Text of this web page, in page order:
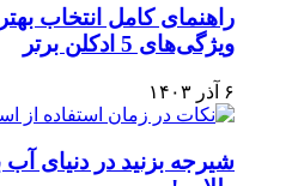
راهنمای کامل انتخاب
ویژگی‌های 5 ادکلن برتر
۶ آذر ۱۴۰۳
شیرجه بزنید در دنیای